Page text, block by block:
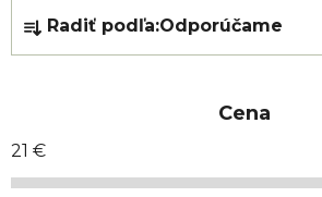
a
d
i
e
Radiť podľa:Odporúčame
Cena
21 €